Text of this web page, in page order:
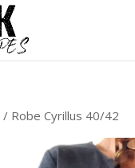
/ Robe Cyrillus 40/42